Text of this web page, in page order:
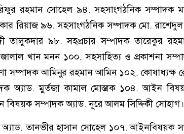
রহমান সোহেল ৯৪. সহসাংগঠনিক সম্পাদক
রিয়াজ ৯৬. সহসাংগঠনিক সম্পাদক মো.
তালুকদার ৯৮. সহপ্রচার সম্পাদক তারেকুর
খান মনন ১০০. সহসাহিত্য ও প্রকাশনা
সম্পাদক আমিনুর রহমান আমিন ১০২. কোষাধ্যক্ষ
অ্যাড. মুর্তজা কামাল মোস্তাক ১০৪. আইন
সম্পাদক অ্যাড. নূরে আলম সিদ্দিকী সোহাগ।
তানভীর হাসান সোহেল ১০৭. আইনবিষয়ক